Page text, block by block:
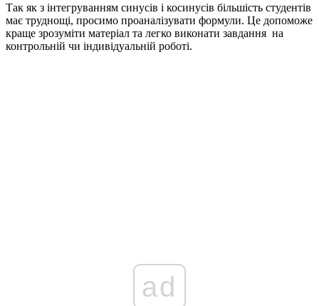
Так як з інтегруванням синусів і косинусів більшість студентів
має труднощі, просимо проаналізувати формули. Це допоможе
краще зрозуміти матеріал та легко виконати завдання на
контрольній чи індивідуальній роботі.
ad